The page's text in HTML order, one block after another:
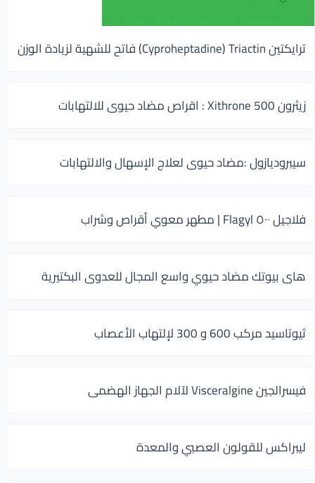
ترايكتين Cyproheptadine) Triactin) فاتح للشهية لزيادة الوزن
زيثرون 500 Xithrone : اقراص مضاد حيوى للالتهابات
سيبروديازول :مضاد حيوى لعلاج الإسهال والالتهابات
فلاجيل ٥٠٠ Flagyl | مطهر معوي أقراص وشراب
هاى بيوتك مضاد حيوي واسع المجال للعدوى البكتيرية
ثيوتاسيد مركب 600 و 300 لإلتهاب الأعصاب
فيسرالجين Visceralgine لآلام الجهاز الهضمى
ليبراكس للقولون العصبي والمعدة